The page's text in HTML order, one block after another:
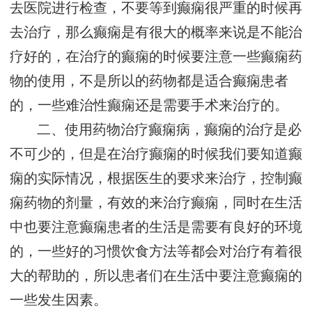
去医院进行检查，不要等到癫痫很严重的时候再
去治疗，那么癫痫是有很大的概率来说是不能治
疗好的，在治疗的癫痫的时候要注意一些癫痫药
物的使用，不是所以的药物都是适合癫痫患者
的，一些难治性癫痫还是需要手术来治疗的。
二、使用药物治疗癫痫病，癫痫的治疗是必
不可少的，但是在治疗癫痫的时候我们要知道癫
痫的实际情况，根据医生的要求来治疗，控制癫
痫药物的剂量，有效的来治疗癫痫，同时在生活
中也要注意癫痫患者的生活是需要有良好的环境
的，一些好的习惯饮食方法等都会对治疗有着很
大的帮助的，所以患者们在生活中要注意癫痫的
一些发生因素。